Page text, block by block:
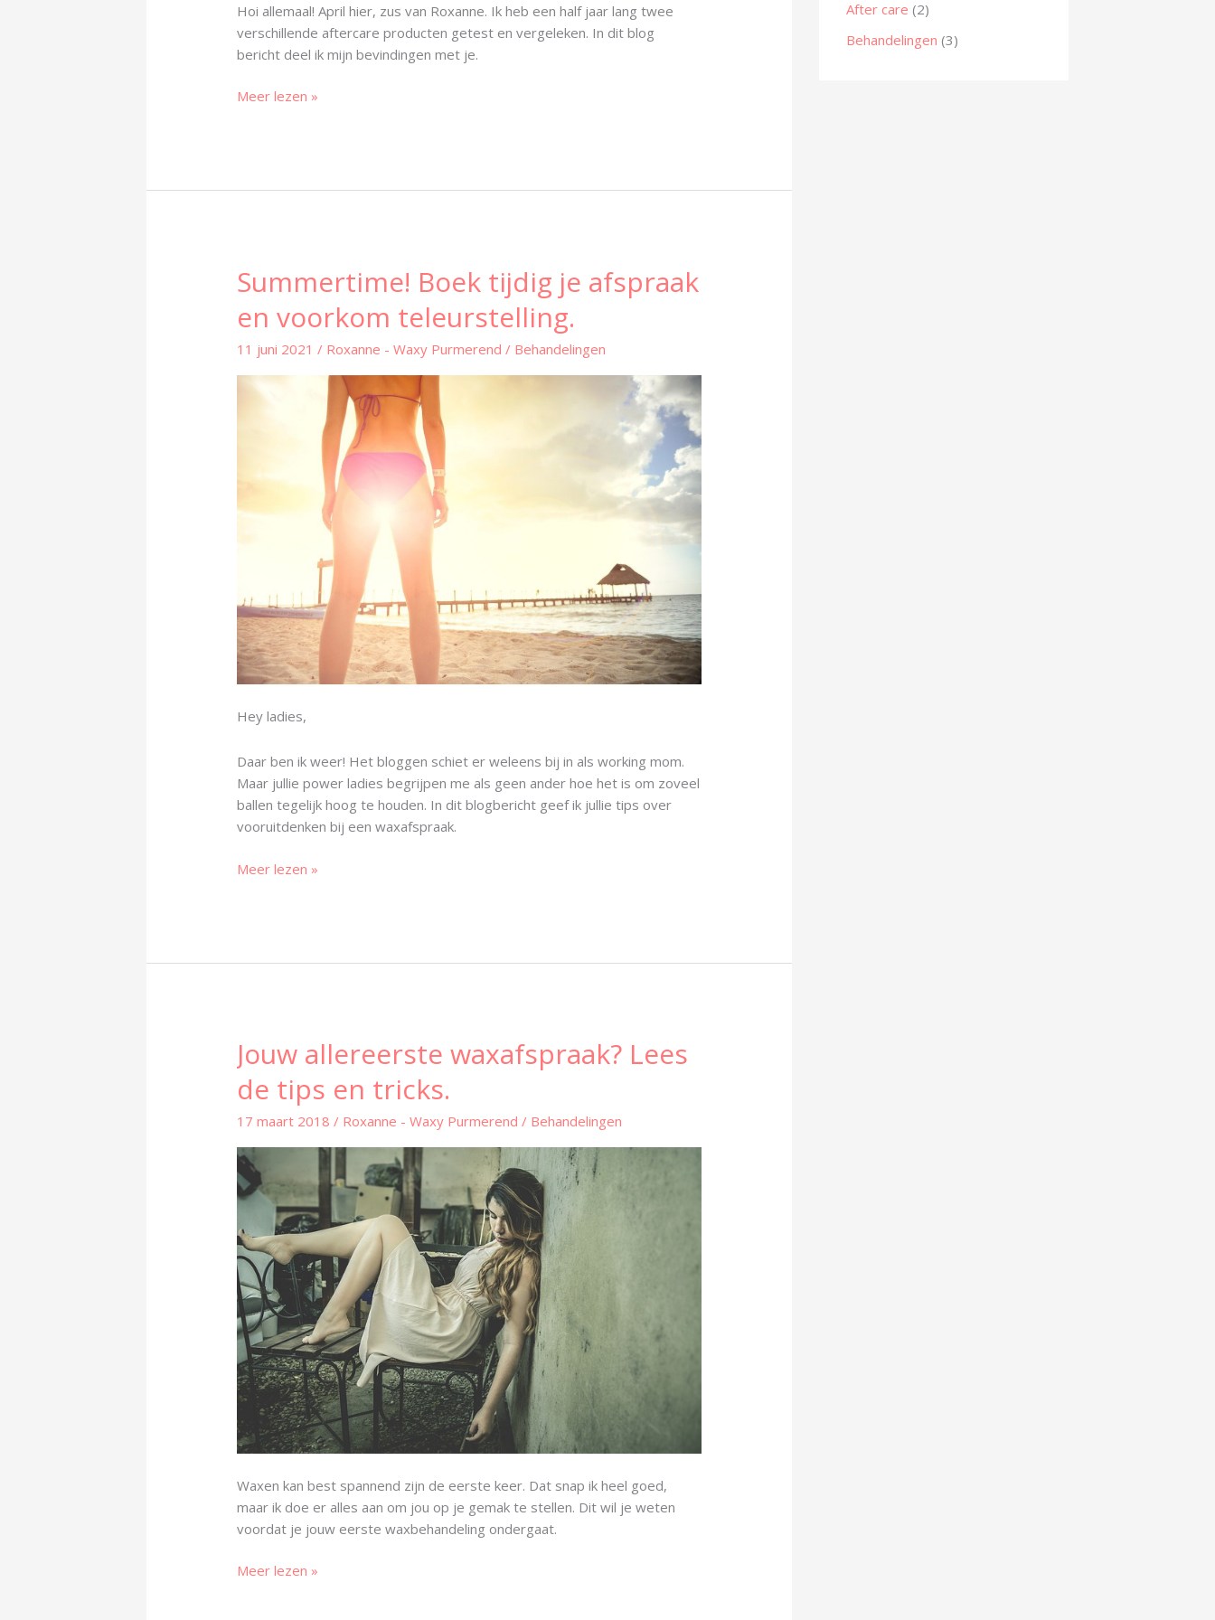
Hoi allemaal! April hier, zus van Roxanne. Ik heb een half jaar lang twee
verschillende aftercare producten getest en vergeleken. In dit blog
bericht deel ik mijn bevindingen met je.
Meer lezen »
Summertime! Boek tijdig je afspraak
en voorkom teleurstelling.
11 juni 2021/ Roxanne - Waxy Purmerend/ Behandelingen
Hey ladies,
Daar ben ik weer! Het bloggen schiet er weleens bij in als working mom.
Maar jullie power ladies begrijpen me als geen ander hoe het is om zoveel
ballen tegelijk hoog te houden. In dit blogbericht geef ik jullie tips over
vooruitdenken bij een waxafspraak.
Summertime!
Boek
tijdig
afspraak
Meer lezen »
Jouw allereerste waxafspraak? Lees
de tips en tricks.
17 maart 2018/ Roxanne - Waxy Purmerend/ Behandelingen
Waxen kan best spannend zijn de eerste keer. Dat snap ik heel goed,
maar ik doe er alles aan om jou op je gemak te stellen. Dit wil je weten
voordat je jouw eerste waxbehandeling ondergaat.
Jouw
allereerste
waxafspraak?
de
tips
en
tricks.
Meer lezen »
After care (2)
Behandelingen (3)